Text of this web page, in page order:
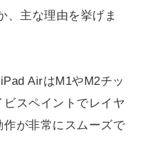
、主な理由を挙げま
iPad AirはM1やM2チッ
スペイントでレイヤ
が非常にスムーズで